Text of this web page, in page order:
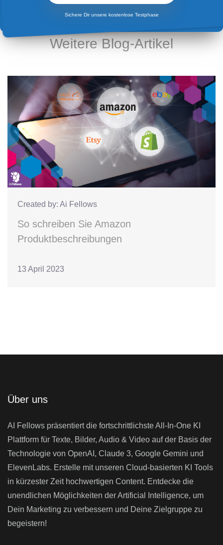
Sichere Dir unsere kostenlose Testphase
AKTUELLE TIPPS UND ANREGUNGEN ZU DEN
Weitere Blog-Artikel
Created by: Ai Fellows
So schreiben Sie Amazon
Produktbeschreibungen
13 April 2023
Über uns
AI Fellows präsentiert die fortschrittlichste All-In-One KI
Plattform für Texte, Bilder, Audio & Video auf der Basis der
Technologie von OpenAI, Claude 3, Google Gemini und
ElevenLabs. Erstelle mit unseren Cloud-basierten KI Tools
in kürzester Zeit hochwertigen Content. Entdecke die
unendlichen Möglichkeiten der Artificial Intelligence, um
Dein Marketing zu verbessern und Deine Zielgruppe zu
begeistern!